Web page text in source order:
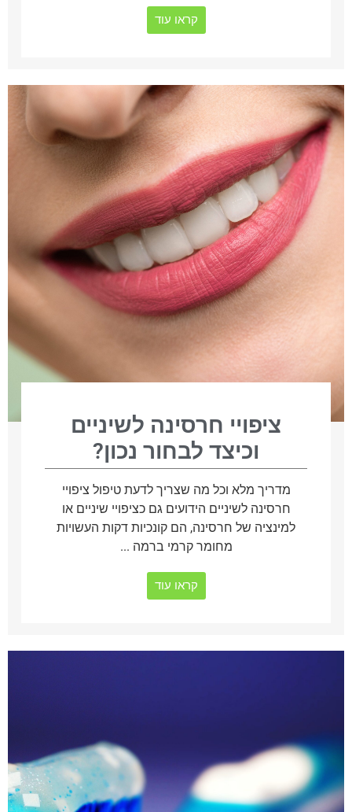
קראו עוד
ציפויי חרסינה לשיניים
וכיצד לבחור נכון?
מדריך מלא וכל מה שצריך לדעת טיפול ציפויי
חרסינה לשיניים הידועים גם כציפויי שיניים או
למינציה של חרסינה, הם קונכיות דקות העשויות
מחומר קרמי ברמה ...
קראו עוד